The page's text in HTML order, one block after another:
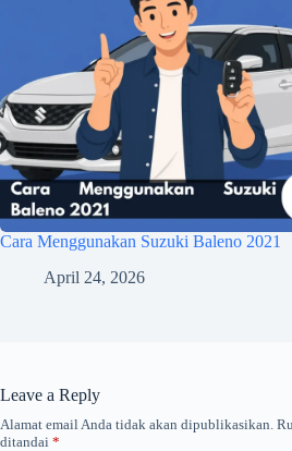
Cara Menggunakan Suzuki Baleno 2021
April 24, 2026
Leave a Reply
Alamat email Anda tidak akan dipublikasikan.
ditandai *